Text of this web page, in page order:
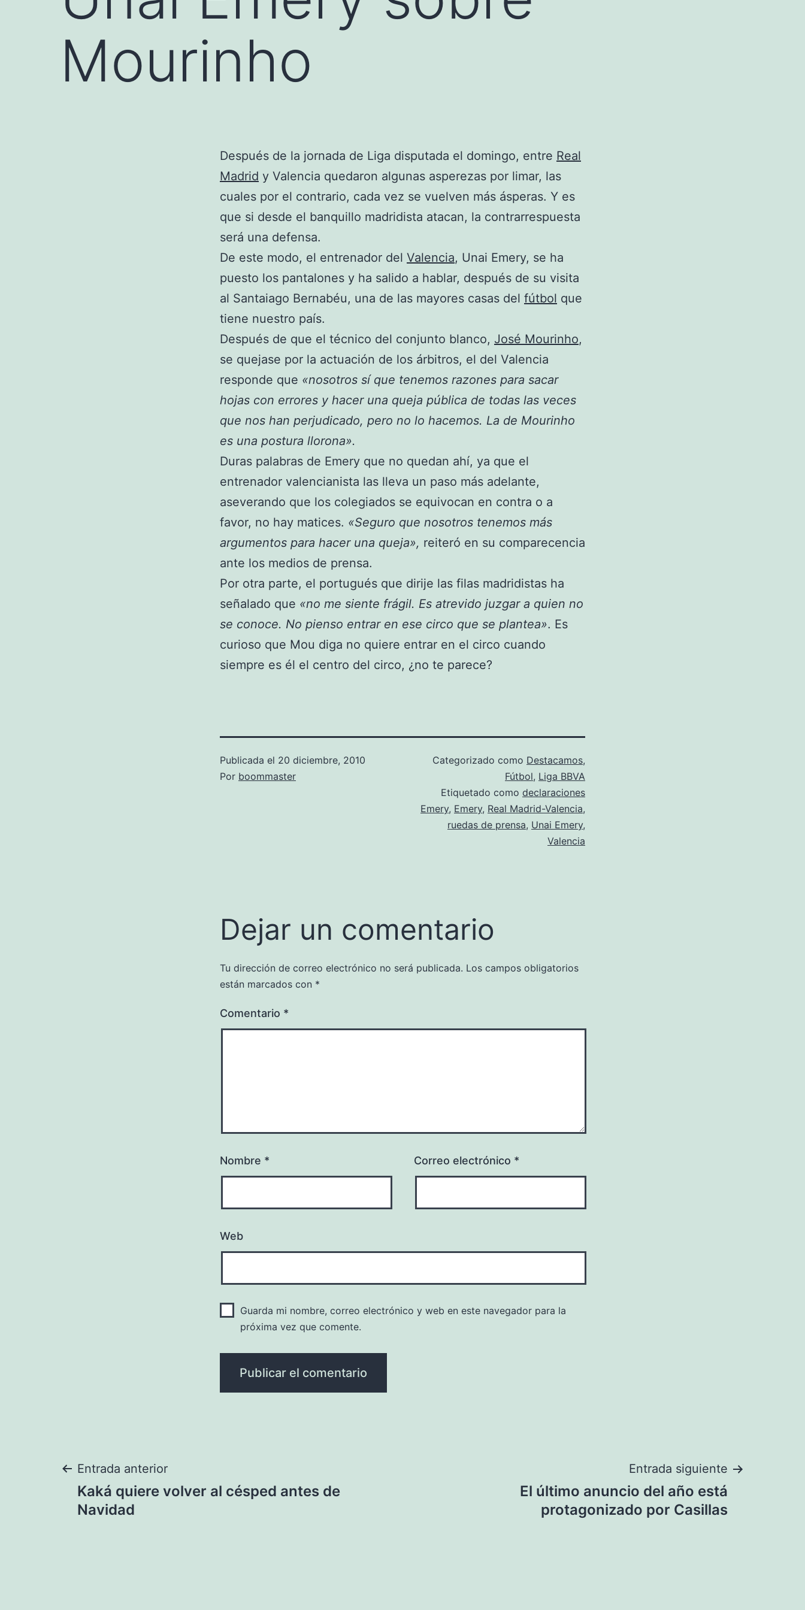
Mourinho
Después de la jornada de Liga disputada el domingo, entre Real
Madrid y Valencia quedaron algunas asperezas por limar, las
cuales por el contrario, cada vez se vuelven más ásperas. Y es
que si desde el banquillo madridista atacan, la contrarrespuesta
será una defensa.
De este modo, el entrenador del Valencia, Unai Emery, se ha
puesto los pantalones y ha salido a hablar, después de su visita
al Santaiago Bernabéu, una de las mayores casas del fútbol que
tiene nuestro país.
Después de que el técnico del conjunto blanco, José Mourinho,
se quejase por la actuación de los árbitros, el del Valencia
responde que «nosotros sí que tenemos razones para sacar
hojas con errores y hacer una queja pública de todas las veces
que nos han perjudicado, pero no lo hacemos. La de Mourinho
es una postura llorona».
Duras palabras de Emery que no quedan ahí, ya que el
entrenador valencianista las lleva un paso más adelante,
aseverando que los colegiados se equivocan en contra o a
favor, no hay matices. «Seguro que nosotros tenemos más
argumentos para hacer una queja», reiteró en su comparecencia
ante los medios de prensa.
Por otra parte, el portugués que dirije las filas madridistas ha
señalado que «no me siente frágil. Es atrevido juzgar a quien no
se conoce. No pienso entrar en ese circo que se plantea». Es
curioso que Mou diga no quiere entrar en el circo cuando
siempre es él el centro del circo, ¿no te parece?
Publicada el 20 diciembre, 2010
Por boommaster
Categorizado como Destacamos,
Fútbol, Liga BBVA
Etiquetado como declaraciones
Emery, Emery, Real Madrid-Valencia,
ruedas de prensa, Unai Emery,
Valencia
Dejar un comentario
Tu dirección de correo electrónico no será publicada. Los campos obligatorios
están marcados con *
Comentario *
Nombre * Correo electrónico *
Web
Guarda mi nombre, correo electrónico y web en este navegador para la
próxima vez que comente.
Navegación
de
Entrada anterior
Kaká quiere volver al césped antes de
Navidad
Entrada siguiente
El último anuncio del año está
protagonizado por Casillas